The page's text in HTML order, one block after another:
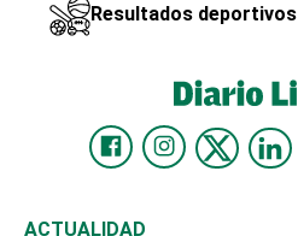
Resultados deportivos
ACTUALIDAD